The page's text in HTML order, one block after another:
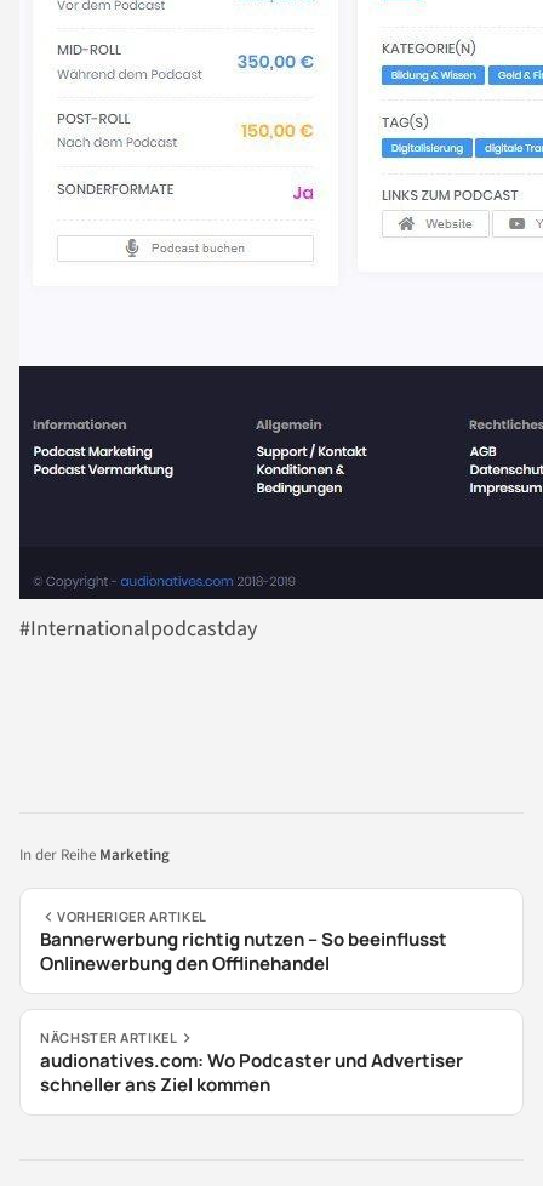
#Internationalpodcastday
In der Reihe Marketing
VORHERIGER ARTIKEL
Bannerwerbung richtig nutzen – So beeinflusst
Onlinewerbung den Offlinehandel
NÄCHSTER ARTIKEL
audionatives.com: Wo Podcaster und Advertiser
schneller ans Ziel kommen